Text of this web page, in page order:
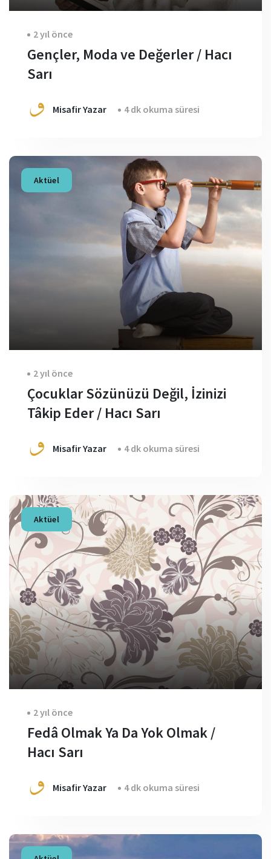
2 yıl önce
Gençler, Moda ve Değerler / Hacı
Sarı
Misafir Yazar 4 dk okuma süresi
Aktüel
2 yıl önce
Çocuklar Sözünüzü Değil, İzinizi
Tâkip Eder / Hacı Sarı
Misafir Yazar 4 dk okuma süresi
Aktüel
2 yıl önce
Fedâ Olmak Ya Da Yok Olmak /
Hacı Sarı
Misafir Yazar 4 dk okuma süresi